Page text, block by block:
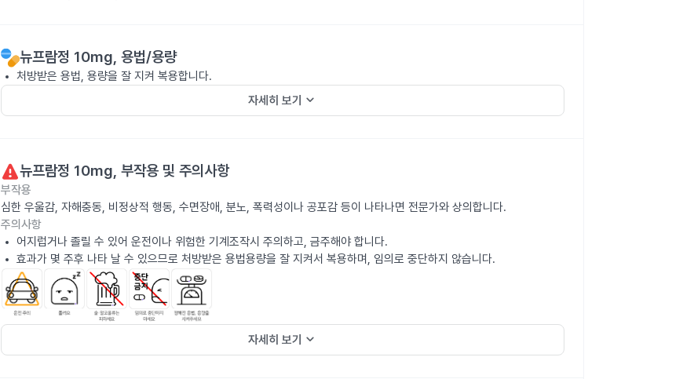
뉴프람정 10mg, 용법/용량
처방받은 용법, 용량을 잘 지켜 복용합니다.
자세히 보기 keyboard_arrow_down
뉴프람정 10mg, 부작용 및 주의사항
부작용
심한 우울감, 자해충동, 비정상적 행동, 수면장애, 분노, 폭력성이나 공포감 등이 나타나면 전문가와 상의합니다.
주의사항
어지럽거나 졸릴 수 있어 운전이나 위험한 기계조작시 주의하고, 금주해야 합니다.
효과가 몇 주후 나타 날 수 있으므로 처방받은 용법용량을 잘 지켜서 복용하며, 임의로 중단하지 않습니다.
자세히 보기 keyboard_arrow_down